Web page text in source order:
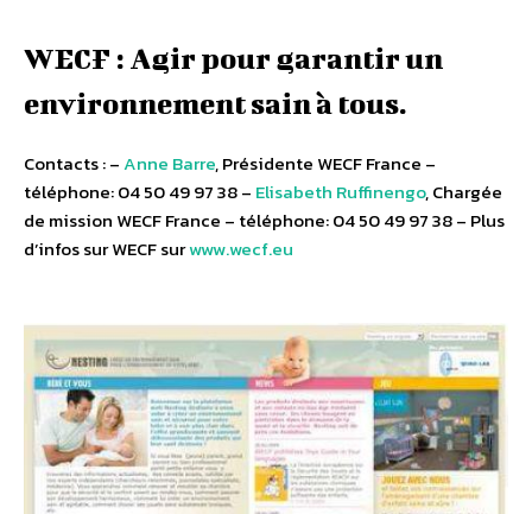
WECF : Agir pour garantir un
environnement sain à tous.
Contacts : –Anne Barre, Présidente WECF France –
téléphone: 04 50 49 97 38 – Elisabeth Ruffinengo, Chargée
de mission WECF France – téléphone: 04 50 49 97 38 – Plus
d’infos sur WECF surwww.wecf.eu